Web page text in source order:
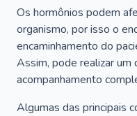
Os hormônios podem
organismo, por isso o
encaminhamento do
Assim, pode realizar um
acompanhamento
Algumas das principais